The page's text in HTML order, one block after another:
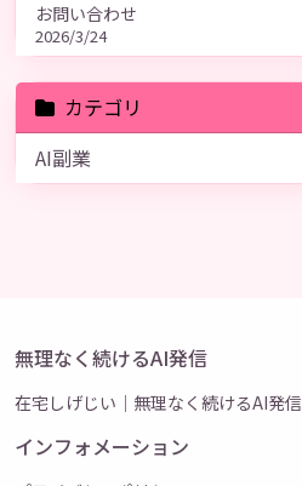
お問い合わせ
2026/3/24
カテゴリ
AI副業
無理なく続けるAI発信
在宅しげじい｜無理なく続けるAI発信
インフォメーション